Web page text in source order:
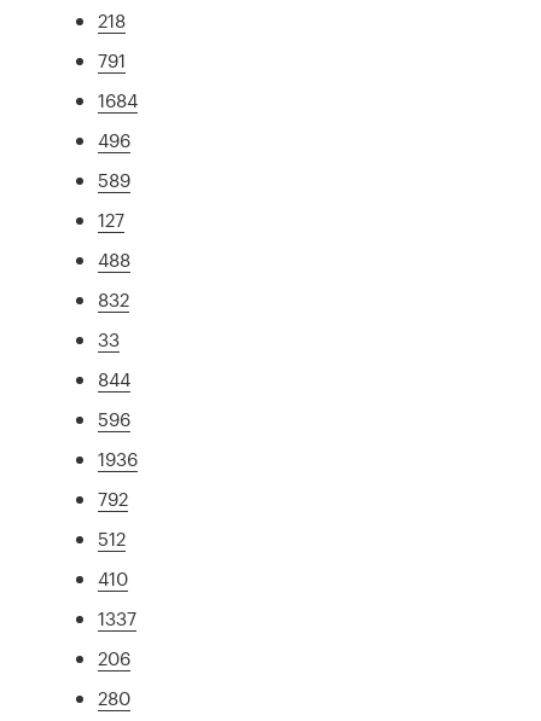
218
791
1684
496
589
127
488
832
33
844
596
1936
792
512
410
1337
206
280